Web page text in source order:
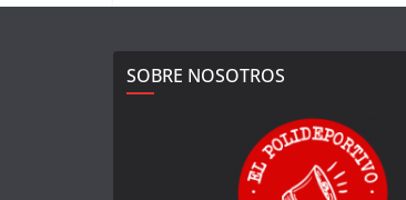
SOBRE NOSOTROS